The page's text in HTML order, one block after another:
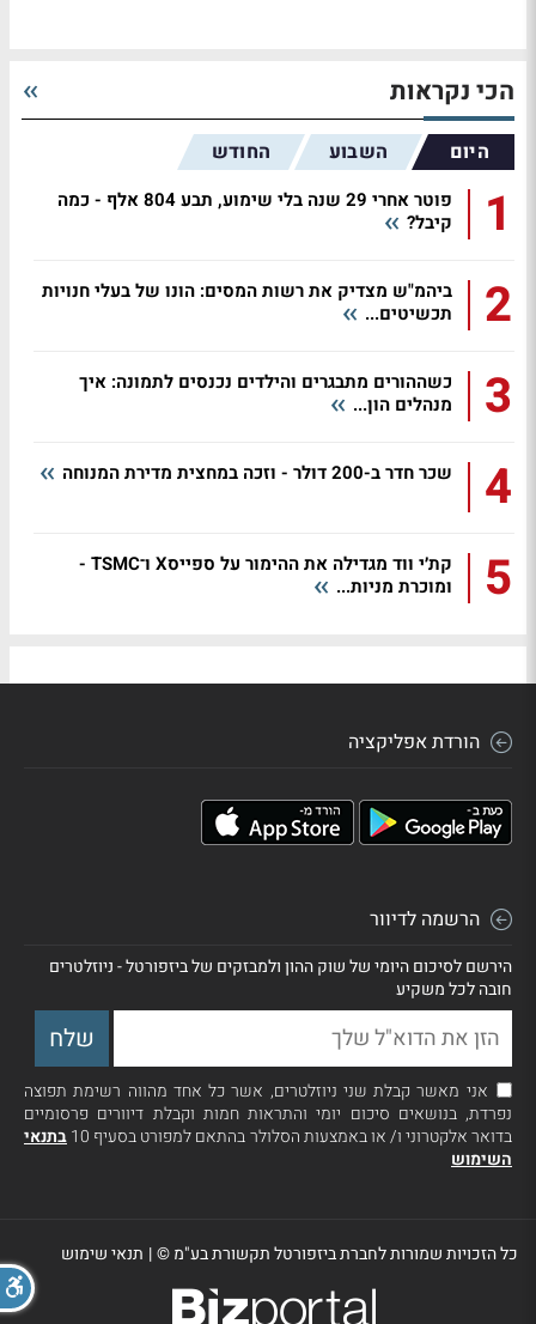
הכי נקראות
היום השבוע החודש
1
פוטר אחרי 29 שנה בלי שימוע, תבע 804 אלף - כמה
קיבל?
2
ביהמ"ש מצדיק את רשות המסים: הונו של בעלי חנויות
תכשיטים...
3
כשההורים מתבגרים והילדים נכנסים לתמונה: איך
מנהלים הון...
4 שכר חדר ב-200 דולר - וזכה במחצית מדירת המנוחה
5
קת׳י ווד מגדילה את ההימור על ספייסX ו־TSMC -
ומוכרת מניות...
הורדת אפליקציה
הרשמה לדיוור
הירשם לסיכום היומי של שוק ההון ולמבזקים של ביזפורטל - ניוזלטרים
חובה לכל משקיע
אני מאשר קבלת שני ניוזלטרים, אשר כל אחד מהווה רשימת תפוצה
נפרדת, בנושאים סיכום יומי והתראות חמות וקבלת דיוורים פרסומיים
בדואר אלקטרוני ו/ או באמצעות הסלולר בהתאם למפורט בסעיף 10
בתנאי
השימוש
כל הזכויות שמורות לחברת ביזפורטל תקשורת בע"מ ©| תנאי שימוש